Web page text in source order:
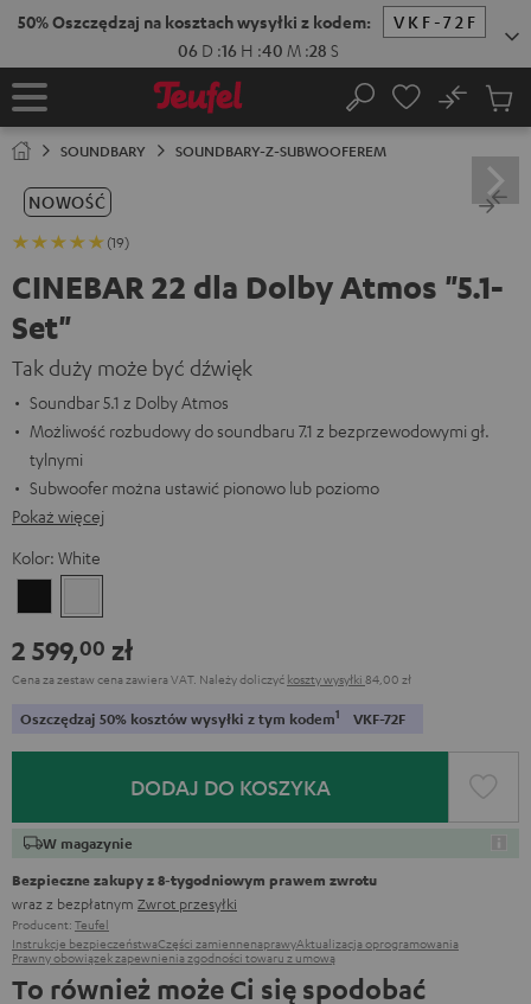
DO
Strona
Szukaj
No
SOUNDBARY SOUNDBARY-Z-SUBWOOFEREM
NOWOŚĆ
(19)
CINEBAR 22 dla Dolby Atmos "5.1-
Set"
Tak duży może być dźwięk
Soundbar 5.1 z Dolby Atmos
Możliwość rozbudowy do soundbaru 7.1 z bezprzewodowymi gł.
tylnymi
Subwoofer można ustawić pionowo lub poziomo
Pokaż więcej
Kolor: White
2 599,00 zł
Cena za zestaw cena zawiera VAT. Należy doliczyć koszty wysyłki 84,00 zł
Oszczędzaj 50% kosztów wysyłki z tym kodem1 VKF-72F
DODAJ DO KOSZYKA
W magazynie
Bezpieczne zakupy z 8‑tygodniowym prawem zwrotu
wraz z bezpłatnym Zwrot przesyłki
Producent: Teufel
Instrukcje bezpieczeństwaCzęści zamiennenaprawyAktualizacja oprogramowania
Prawny obowiązek zapewnienia zgodności towaru z umową
To również może Ci się spodobać